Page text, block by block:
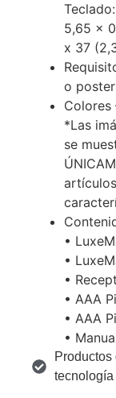
5,65 x
x 37
o
Colores
*Las
se
•
•
•
• AAA
• AAA
•
tecnología